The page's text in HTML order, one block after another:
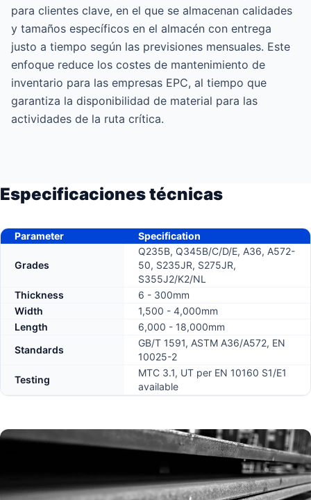
para clientes clave, en el que se almacenan calidades
y tamaños específicos en el almacén con entrega
justo a tiempo según las previsiones mensuales. Este
enfoque reduce los costes de mantenimiento de
inventario para las empresas EPC, al tiempo que
garantiza la disponibilidad de material para las
actividades de la ruta crítica.
Especificaciones técnicas
Parameter Specification
Grades
Q235B, Q345B/C/D/E, A36, A572-
50, S235JR, S275JR,
S355J2/K2/NL
Thickness
6 - 300mm
Width
1,500 - 4,000mm
Length
6,000 - 18,000mm
Standards
GB/T 1591, ASTM A36/A572, EN
10025-2
Testing
MTC 3.1, UT per EN 10160 S1/E1
available